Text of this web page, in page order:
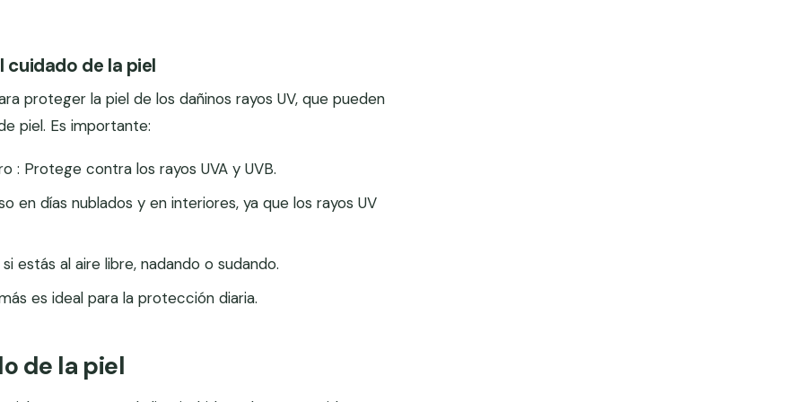
de la piel
proteger la piel de los dañinos rayos UV, que pueden
piel. Es importante:
: Protege contra los rayos UVA y UVB.
en días nublados y en interiores, ya que los rayos UV
estás al aire libre, nadando o sudando.
es ideal para la protección diaria.
de la piel